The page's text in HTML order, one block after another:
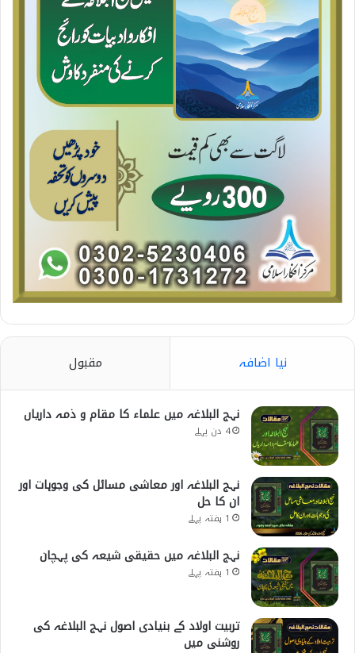
نیا اضافہ مقبول
نہج البلاغہ میں علماء کا مقام و ذمہ داریاں
4 دن پہلے
نہج البلاغہ اور معاشی مسائل کی وجوہات اور
ان کا حل
1 ہفتہ پہلے
نہج البلاغہ میں حقیقی شیعہ کی پہچان
1 ہفتہ پہلے
تربیت اولاد کے بنیادی اصول نہج البلاغہ کی
روشنی میں